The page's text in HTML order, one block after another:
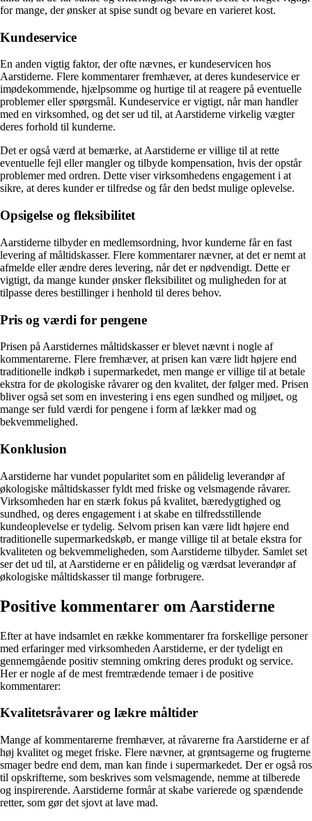
for mange, der ønsker at spise sundt og bevare en varieret kost.
Kundeservice
En anden vigtig faktor, der ofte nævnes, er kundeservicen hos
Aarstiderne. Flere kommentarer fremhæver, at deres kundeservice er
imødekommende, hjælpsomme og hurtige til at reagere på eventuelle
problemer eller spørgsmål. Kundeservice er vigtigt, når man handler
med en virksomhed, og det ser ud til, at Aarstiderne virkelig vægter
deres forhold til kunderne.
Det er også værd at bemærke, at Aarstiderne er villige til at rette
eventuelle fejl eller mangler og tilbyde kompensation, hvis der opstår
problemer med ordren. Dette viser virksomhedens engagement i at
sikre, at deres kunder er tilfredse og får den bedst mulige oplevelse.
Opsigelse og fleksibilitet
Aarstiderne tilbyder en medlemsordning, hvor kunderne får en fast
levering af måltidskasser. Flere kommentarer nævner, at det er nemt at
afmelde eller ændre deres levering, når det er nødvendigt. Dette er
vigtigt, da mange kunder ønsker fleksibilitet og muligheden for at
tilpasse deres bestillinger i henhold til deres behov.
Pris og værdi for pengene
Prisen på Aarstidernes måltidskasser er blevet nævnt i nogle af
kommentarerne. Flere fremhæver, at prisen kan være lidt højere end
traditionelle indkøb i supermarkedet, men mange er villige til at betale
ekstra for de økologiske råvarer og den kvalitet, der følger med. Prisen
bliver også set som en investering i ens egen sundhed og miljøet, og
mange ser fuld værdi for pengene i form af lækker mad og
bekvemmelighed.
Konklusion
Aarstiderne har vundet popularitet som en pålidelig leverandør af
økologiske måltidskasser fyldt med friske og velsmagende råvarer.
Virksomheden har en stærk fokus på kvalitet, bæredygtighed og
sundhed, og deres engagement i at skabe en tilfredsstillende
kundeoplevelse er tydelig. Selvom prisen kan være lidt højere end
traditionelle supermarkedskøb, er mange villige til at betale ekstra for
kvaliteten og bekvemmeligheden, som Aarstiderne tilbyder. Samlet set
ser det ud til, at Aarstiderne er en pålidelig og værdsat leverandør af
økologiske måltidskasser til mange forbrugere.
Positive kommentarer om Aarstiderne
Efter at have indsamlet en række kommentarer fra forskellige personer
med erfaringer med virksomheden Aarstiderne, er der tydeligt en
gennemgående positiv stemning omkring deres produkt og service.
Her er nogle af de mest fremtrædende temaer i de positive
kommentarer:
Kvalitetsråvarer og lækre måltider
Mange af kommentarerne fremhæver, at råvarerne fra Aarstiderne er af
høj kvalitet og meget friske. Flere nævner, at grøntsagerne og frugterne
smager bedre end dem, man kan finde i supermarkedet. Der er også ros
til opskrifterne, som beskrives som velsmagende, nemme at tilberede
og inspirerende. Aarstiderne formår at skabe varierede og spændende
retter, som gør det sjovt at lave mad.